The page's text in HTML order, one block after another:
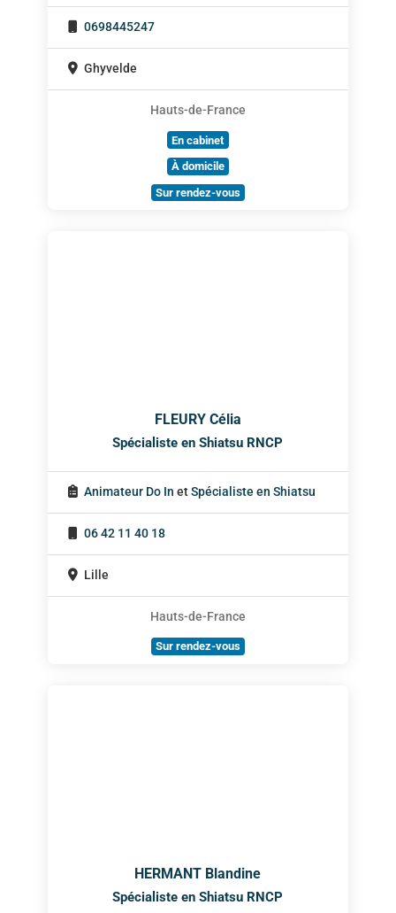
0698445247
Ghyvelde
Hauts-de-France
En cabinet
À domicile
Sur rendez-vous
FLEURY Célia
Spécialiste en Shiatsu RNCP
Animateur Do In etSpécialiste en Shiatsu
06 42 11 40 18
Lille
Hauts-de-France
Sur rendez-vous
HERMANT Blandine
Spécialiste en Shiatsu RNCP